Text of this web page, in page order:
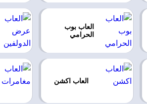
العاب بوب
الحرامي
العاب اكشن